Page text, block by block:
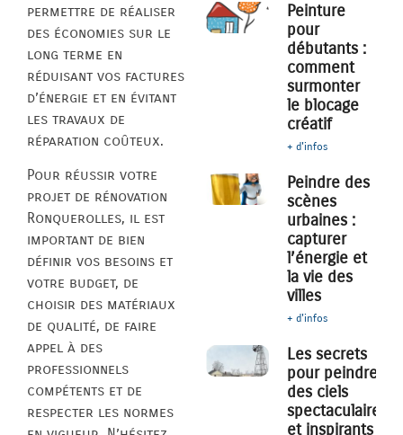
permettre de réaliser
des économies sur le
long terme en
réduisant vos factures
d’énergie et en évitant
les travaux de
réparation coûteux.
Pour réussir votre
projet de rénovation
Ronquerolles, il est
important de bien
définir vos besoins et
votre budget, de
choisir des matériaux
de qualité, de faire
appel à des
professionnels
compétents et de
respecter les normes
Peinture
pour
débutants :
comment
surmonter
le blocage
créatif
+ d'infos
Peindre des
scènes
urbaines :
capturer
l’énergie et
la vie des
villes
+ d'infos
Les secrets
pour peindre
des ciels
spectaculaires
et inspirants